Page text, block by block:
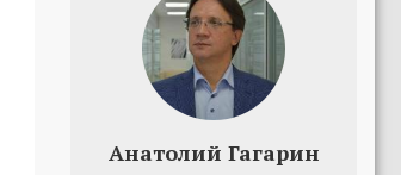
Анатолий Гагарин